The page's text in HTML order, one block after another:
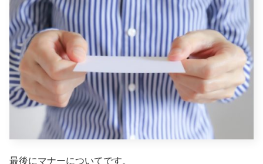
最後にマナーについてです。